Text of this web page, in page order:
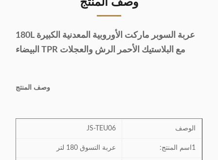
وصف المنتج
عربة السوبر ماركت الأوروبية المعدنية الكبيرة 180L
مع البلاستيك الأحمر الرش والعجلات TPR البيضاء
وصف المنتج
الوصف JS-TEU06
1اسم المنتج: عربة التسوق 180 لتر